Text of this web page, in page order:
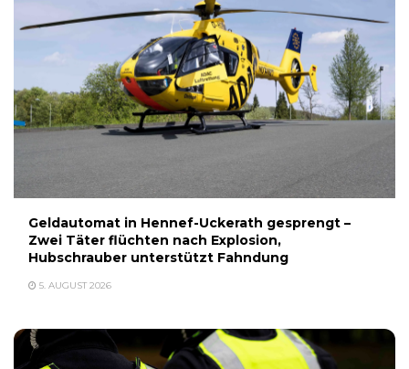
Geldautomat in Hennef-Uckerath gesprengt –
Zwei Täter flüchten nach Explosion,
Hubschrauber unterstützt Fahndung
5. AUGUST 2026